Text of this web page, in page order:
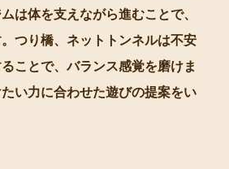
は体を支えながら進むことで、
つり橋、ネットトンネルは不安
ことで、バランス感覚を磨けま
い力に合わせた遊びの提案をい